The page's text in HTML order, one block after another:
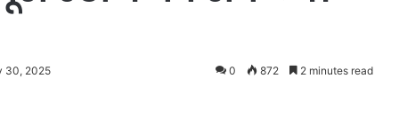
30, 2025 0 872 2 minutes read